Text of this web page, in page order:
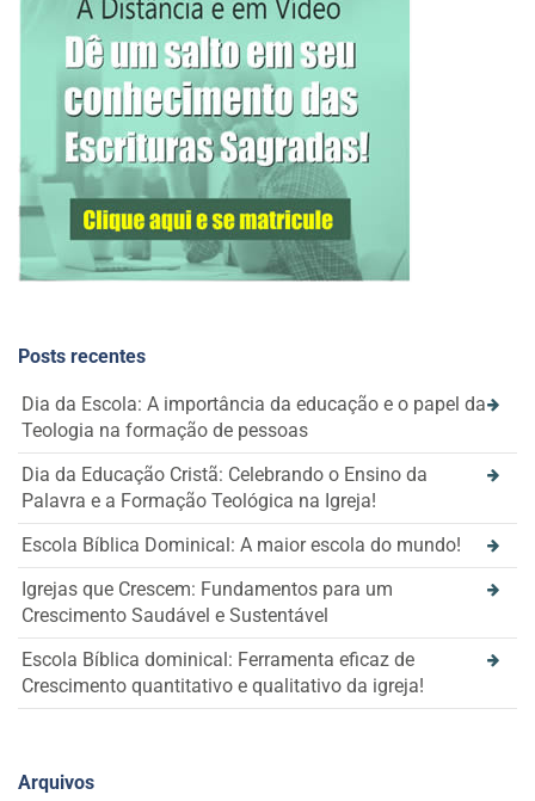
Posts recentes
Dia da Escola: A importância da educação e o papel da
Teologia na formação de pessoas
Dia da Educação Cristã: Celebrando o Ensino da
Palavra e a Formação Teológica na Igreja!
Escola Bíblica Dominical: A maior escola do mundo!
Igrejas que Crescem: Fundamentos para um
Crescimento Saudável e Sustentável
Escola Bíblica dominical: Ferramenta eficaz de
Crescimento quantitativo e qualitativo da igreja!
Arquivos